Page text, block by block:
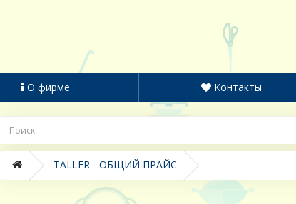
О фирме Контакты
TALLER - ОБЩИЙ ПРАЙС